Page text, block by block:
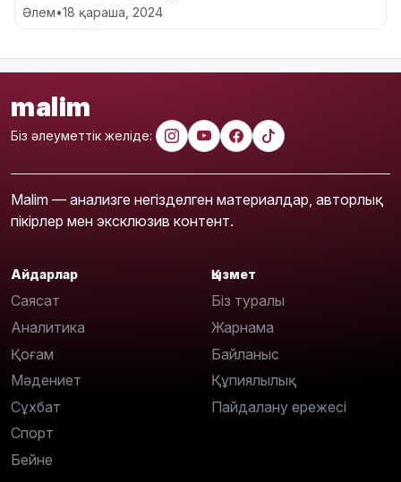
Әлем•18 қараша, 2024
malim
Біз әлеуметтік желіде:
Malim — анализге негізделген материалдар, авторлық
пікірлер мен эксклюзив контент.
Айдарлар
Саясат
Аналитика
Қоғам
Мәдениет
Сұхбат
Спорт
Бейне
Қызмет
Біз туралы
Жарнама
Байланыс
Құпиялылық
Пайдалану ережесі